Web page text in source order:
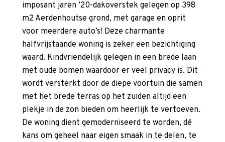
imposant jaren ’20-dakoverstek gelegen op 398
m2 Aerdenhoutse grond, met garage en oprit
voor meerdere auto’s! Deze charmante
halfvrijstaande woning is zeker een bezichtiging
waard. Kindvriendelijk gelegen in een brede laan
met oude bomen waardoor er veel privacy is. Dit
wordt versterkt door de diepe voortuin die samen
met het brede terras op het zuiden altijd een
plekje in de zon bieden om heerlijk te vertoeven.
De woning dient gemoderniseerd te worden, dé
kans om geheel naar eigen smaak in te delen, te